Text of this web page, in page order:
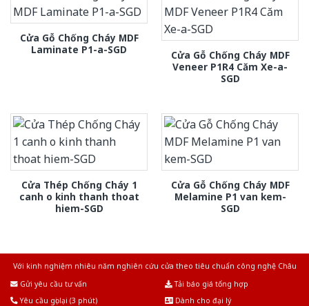
Cửa Gỗ Chống Cháy MDF
Laminate P1-a-SGD
Cửa Gỗ Chống Cháy MDF
Veneer P1R4 Căm Xe-a-
SGD
Cửa Thép Chống Cháy 1
canh o kinh thanh thoat
hiem-SGD
Cửa Gỗ Chống Cháy MDF
Melamine P1 van kem-
SGD
Với kinh nghiệm nhiêu năm nghiên cứu cửa theo tiêu chuẩn công nghệ Châu
Gửi yêu cầu tư vấn
Tải báo giá tổng hợp
Yêu cầu gọi lại (3 phút)
Dành cho đại lý